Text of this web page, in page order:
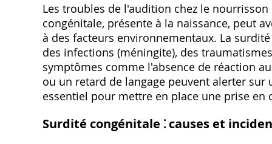
Les troubles de l'audition chez le
congénitale, présente à la naissance, peut
à des facteurs environnementaux. La
des infections (méningite), des
symptômes comme l'absence de réaction
ou un retard de langage peuvent alerter
essentiel pour mettre en place une prise en
Surdité congénitale ⁚ causes et